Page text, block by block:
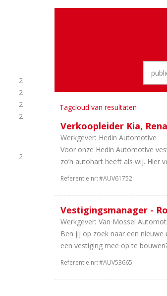
2
2
2
2
2
Tagcloud van resultaten
Verkoopleider Kia,
Werkgever: Hedin Automotive
Voor onze Hedin Automotive
zo’n autohart heeft als wij. Hier
Referentie nr:#AUV61752
Vestigingsmanager -
Werkgever: Van Mossel
Ben jij op zoek naar een
een vestiging mee op te
Referentie nr:#AUV53665